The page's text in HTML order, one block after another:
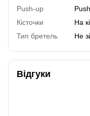
Push-up
Кісточки
На
Тип бретель
Не
Відгуки